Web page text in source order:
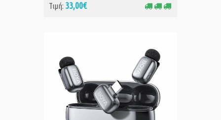
Τιμή: 33,00€